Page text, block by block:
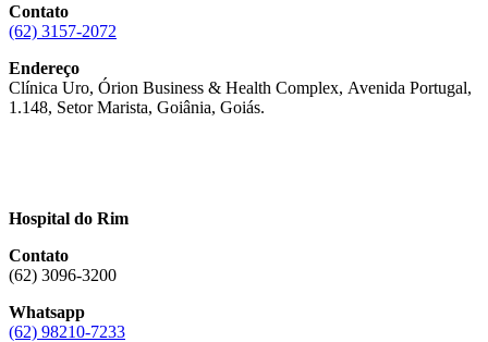
Contato
(62) 3157-2072
Endereço
Clínica Uro, Órion Business & Health Complex, Avenida Portugal,
1.148, Setor Marista, Goiânia, Goiás.
Hospital do Rim
Contato
(62) 3096-3200
Whatsapp
(62) 98210-7233